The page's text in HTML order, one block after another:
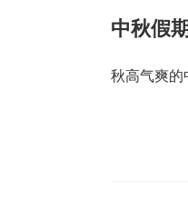
中秋假
秋高气爽